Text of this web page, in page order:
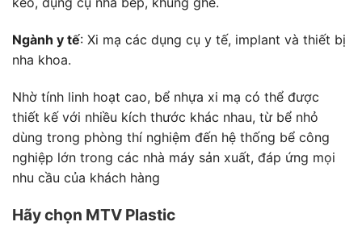
Ngành y tế: Xi mạ các dụng cụ y tế, implant và thiết bị
nha khoa.
Nhờ tính linh hoạt cao, bể nhựa xi mạ có thể được
thiết kế với nhiều kích thước khác nhau, từ bể nhỏ
dùng trong phòng thí nghiệm đến hệ thống bể công
nghiệp lớn trong các nhà máy sản xuất, đáp ứng mọi
nhu cầu của khách hàng
Hãy chọn MTV Plastic